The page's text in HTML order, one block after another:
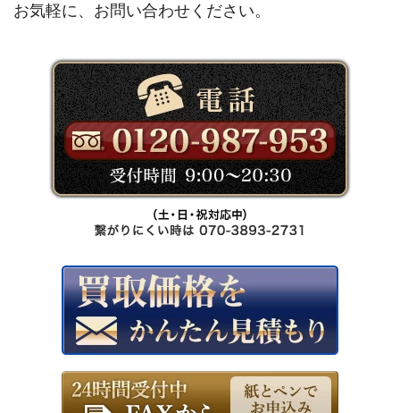
お気軽に、お問い合わせください。